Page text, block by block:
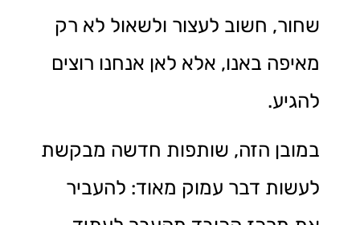
שחור, חשוב לעצור ולשאול לא רק
מאיפה באנו, אלא לאן אנחנו רוצים
להגיע.
במובן הזה, שותפות חדשה מבקשת
לעשות דבר עמוק מאוד: להעביר